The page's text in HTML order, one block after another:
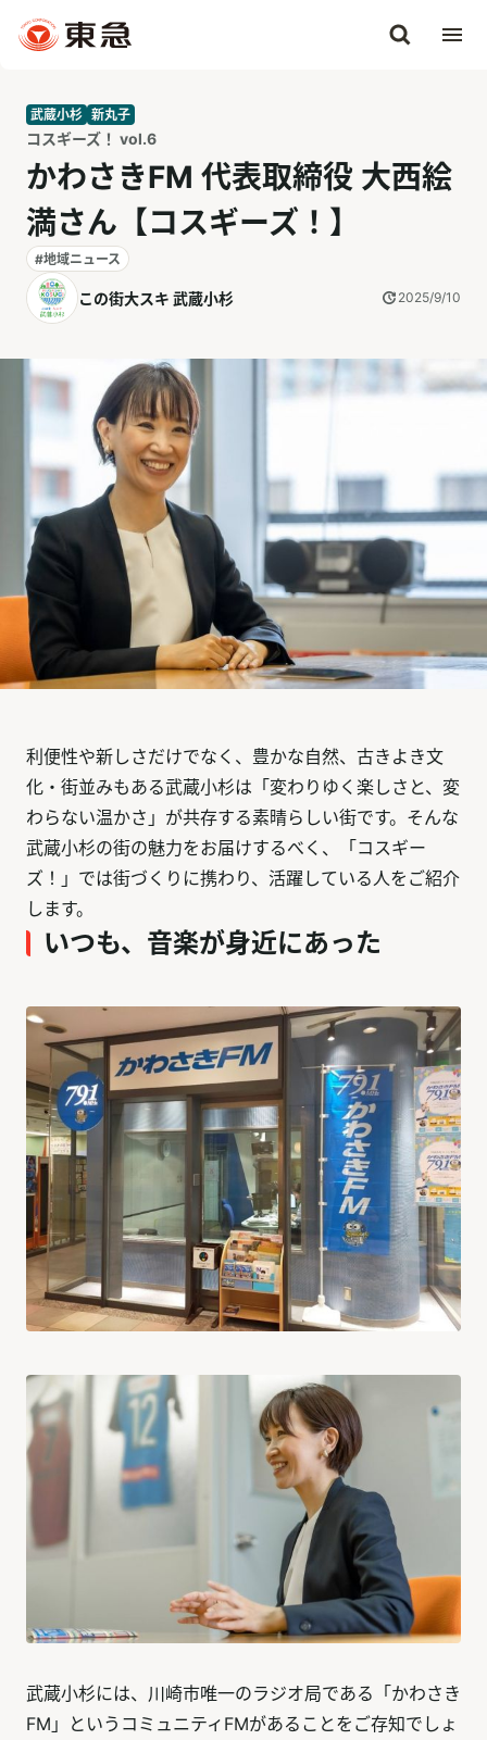
武蔵小杉 新丸子
コスギーズ！ vol.6
かわさきFM 代表取締役 大西絵
満さん【コスギーズ！】
#地域ニュース
この街大スキ 武蔵小杉 2025/9/10
利便性や新しさだけでなく、豊かな自然、古きよき文
化・街並みもある武蔵小杉は「変わりゆく楽しさと、変
わらない温かさ」が共存する素晴らしい街です。そんな
武蔵小杉の街の魅力をお届けするべく、「コスギー
ズ！」では街づくりに携わり、活躍している人をご紹介
します。
いつも、音楽が身近にあった
武蔵小杉には、川崎市唯一のラジオ局である「かわさき
FM」というコミュニティFMがあることをご存知でしょ